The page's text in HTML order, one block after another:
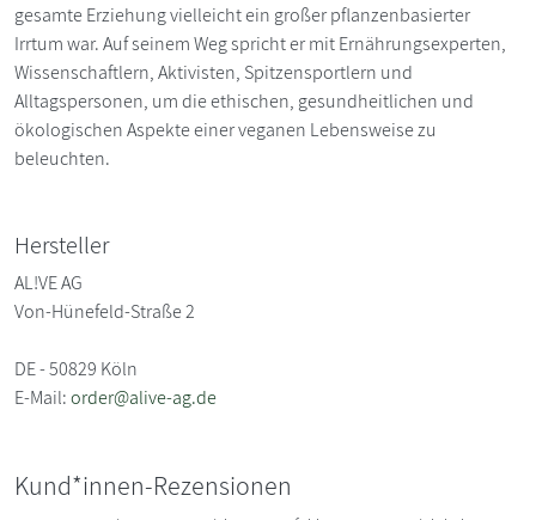
gesamte Erziehung vielleicht ein großer pflanzenbasierter
Irrtum war. Auf seinem Weg spricht er mit Ernährungsexperten,
Wissenschaftlern, Aktivisten, Spitzensportlern und
Alltagspersonen, um die ethischen, gesundheitlichen und
ökologischen Aspekte einer veganen Lebensweise zu
beleuchten.
Hersteller
AL!VE AG
Von-Hünefeld-Straße 2
DE - 50829 Köln
E-Mail:order@alive-ag.de
Kund*innen-Rezensionen